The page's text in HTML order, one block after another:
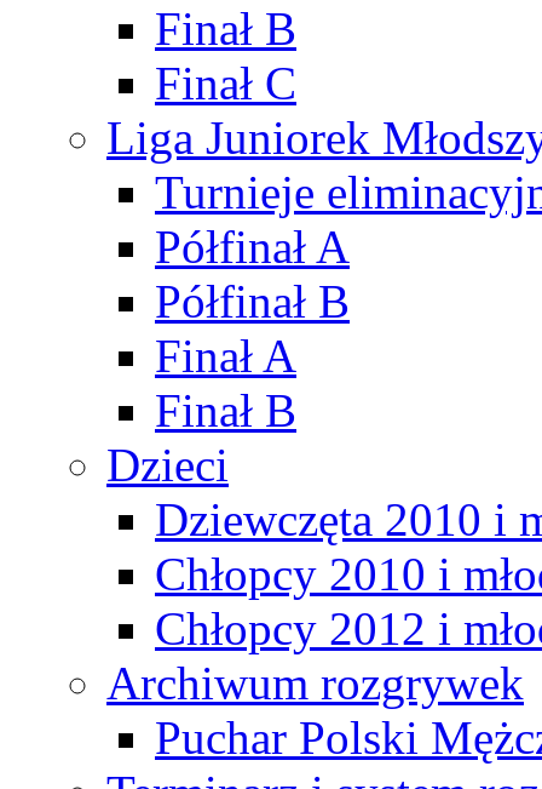
Finał B
Finał C
Liga Juniorek
Turnieje
Półfinał A
Półfinał B
Finał A
Finał B
Dzieci
Dziewczęta 2010 i
Chłopcy 2010 i
Chłopcy 2012 i
Archiwum rozgrywek
Puchar Polski